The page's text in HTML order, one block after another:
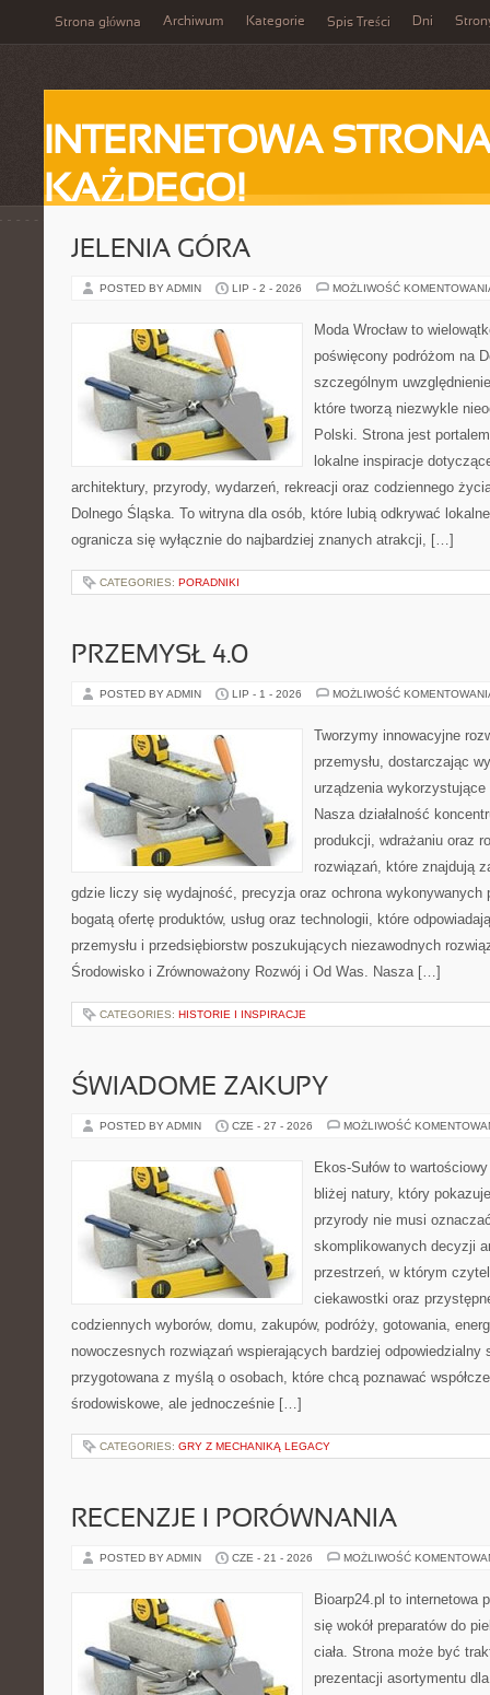
Strona główna Archiwum Kategorie Spis Treści Dni
INTERNETOWA
KAŻDEGO!
JELENIA GÓRA
POSTED BY ADMIN LIP - 2 - 2026 MOŻLIWOŚĆ
Moda Wrocław to
poświęcony podróżom na
szczególnym
które tworzą niezwykle
Polski. Strona jest
lokalne inspiracje
architektury, przyrody, wydarzeń, rekreacji oraz codziennego
Dolnego Śląska. To witryna dla osób, które lubią odkrywać
ogranicza się wyłącznie do najbardziej znanych atrakcji, […]
CATEGORIES: PORADNIKI
PRZEMYSŁ 4.0
POSTED BY ADMIN LIP - 1 - 2026 MOŻLIWOŚĆ
Tworzymy innowacyjne
przemysłu, dostarczając
urządzenia
Nasza działalność
produkcji, wdrażaniu oraz
rozwiązań, które znajdują
gdzie liczy się wydajność, precyzja oraz ochrona wykonywanych
bogatą ofertę produktów, usług oraz technologii, które
przemysłu i przedsiębiorstw poszukujących niezawodnych
Środowisko i Zrównoważony Rozwój i Od Was. Nasza […]
CATEGORIES: HISTORIE I INSPIRACJE
ŚWIADOME ZAKUPY
POSTED BY ADMIN CZE - 27 - 2026 MOŻLIWOŚĆ
Ekos-Sułów to
bliżej natury, który
przyrody nie musi
skomplikowanych decyzji
przestrzeń, w którym
ciekawostki oraz
codziennych wyborów, domu, zakupów, podróży, gotowania,
nowoczesnych rozwiązań wspierających bardziej odpowiedzialny
przygotowana z myślą o osobach, które chcą poznawać
środowiskowe, ale jednocześnie […]
CATEGORIES: GRY Z MECHANIKĄ LEGACY
RECENZJE I PORÓWNANIA
POSTED BY ADMIN CZE - 21 - 2026 MOŻLIWOŚĆ
Bioarp24.pl to internetowa
się wokół preparatów do
ciała. Strona może być
prezentacji asortymentu